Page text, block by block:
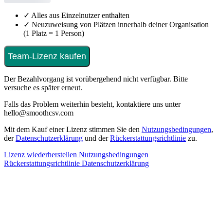
✓ Alles aus Einzelnutzer enthalten
✓ Neuzuweisung von Plätzen innerhalb deiner Organisation
(1 Platz = 1 Person)
Team-Lizenz kaufen
Der Bezahlvorgang ist vorübergehend nicht verfügbar. Bitte
versuche es später erneut.
Falls das Problem weiterhin besteht, kontaktiere uns unter
hello@smoothcsv.com
Mit dem Kauf einer Lizenz stimmen Sie den Nutzungsbedingungen,
derDatenschutzerklärung und derRückerstattungsrichtlinie zu.
Lizenz wiederherstellen Nutzungsbedingungen
Rückerstattungsrichtlinie Datenschutzerklärung